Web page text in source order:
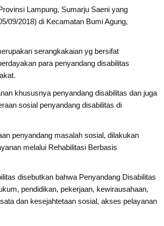
Lampung, Sumarju Saeni yang
09/2018) di Kecamatan Bumi Agung,
serangkakaian yg bersifat
para penyandang disabilitas
khususnya penyandang disabilitas dan juga
sosial penyandang disabilitas di
penyandang masalah sosial, dilakukan
melalui Rehabilitasi Berbasis
disebutkan bahwa Penyandang Disabilitas
pendidikan, pekerjaan, kewirausahaan,
dan kesejahtetaan sosial, akses pelayanan